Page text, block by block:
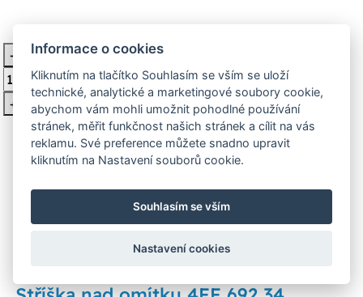
-
+
Informace o cookies
Kliknutím na tlačítko Souhlasím se vším se uloží
technické, analytické a marketingové soubory cookie,
abychom vám mohli umožnit pohodlné používání
stránek, měřit funkčnost našich stránek a cílit na vás
reklamu. Své preference můžete snadno upravit
kliknutím na Nastavení souborů cookie.
Souhlasím se vším
Nastavení cookies